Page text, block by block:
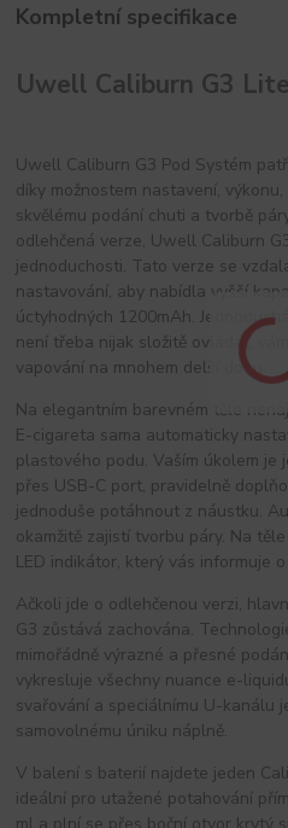
Kompletní specifikace
Uwell Caliburn G3
Uwell Caliburn G3 Pod Systém
díky možnostem nastavení,
skvělému podání chuti a tvorbě
odlehčená verze, Uwell Caliburn
jednoduchosti. Tato verze se
nastavování, aby nabídla vyšší
úctyhodných 1200mAh.
není třeba nijak složitě ovládat,
vapování na mnohem delší dobu.
Na elegantním barevném těle
E-cigareta sama automaticky
plastového podu. Vaším úkolem je
přes USB-C port, pravidelně
jednoduše potáhnout z náustku.
okamžitě zajistí tvorbu páry. Na
LED indikátor, který vás informuje
Ačkoli jde o odlehčenou verzi,
G3 zůstává zachována.
mimořádně výrazné a přesné
vykresluje všechny nuance e-
svařování a speciálnímu U-kanálu
samovolnému úniku náplně.
V balení s baterií najdete jeden
ideální pro utažené potahování